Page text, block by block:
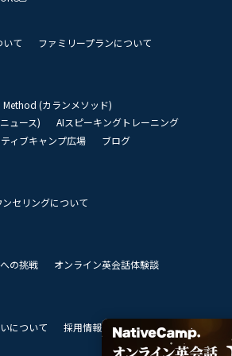
いて ファミリープランについて
Method (カランメソッド)
ュース)
AIスピーキングトレーニング
ィブキャンプ広場
ブログ
セリングについて
の挑戦 オンライン英会話体験談
について 採用情報 私達のビジョン